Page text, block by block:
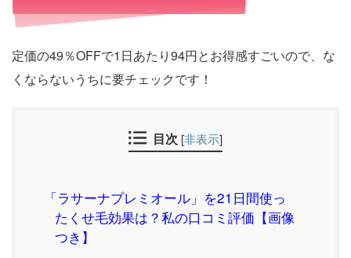
定価の49％OFFで1日あたり94円とお得感すごいので、な
くならないうちに要チェックです！
目次 [非表示]
「ラサーナプレミオール」を21日間使っ
たくせ毛効果は？私の口コミ評価【画像
つき】